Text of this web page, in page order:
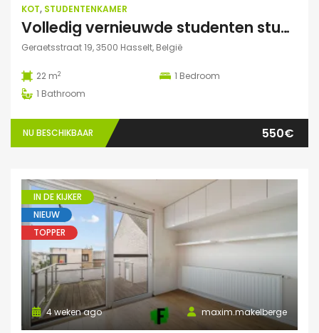
KOT, STUDENTENKAMER
Volledig vernieuwde studenten studio te huur
Geraetsstraat 19, 3500 Hasselt, België
22 m2 1 Bedroom
1 Bathroom
NU BESCHIKBAAR 550€
IN DE KIJKER
NIEUW
TOPPER
maxim.makelberge
4 weken ago